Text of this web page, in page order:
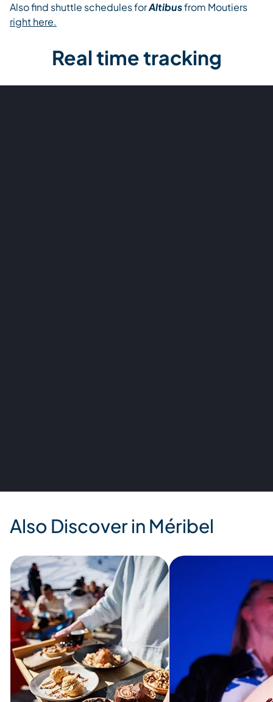
Also find shuttle schedules forAltibusfrom Moutiers
right here.
Real time tracking
Also Discover in Méribel